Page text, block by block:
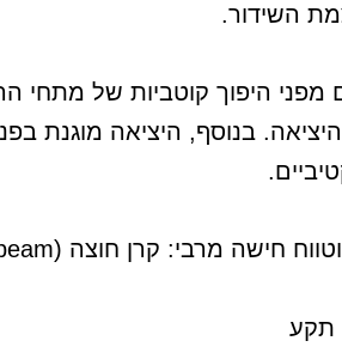
השידור.
היפוך קוטביות של מתחי
בנוסף, היציאה מוגנת
תקע